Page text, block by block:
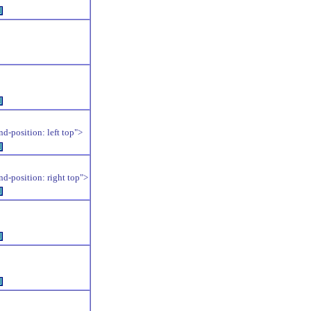
position: left top">
position: right top">